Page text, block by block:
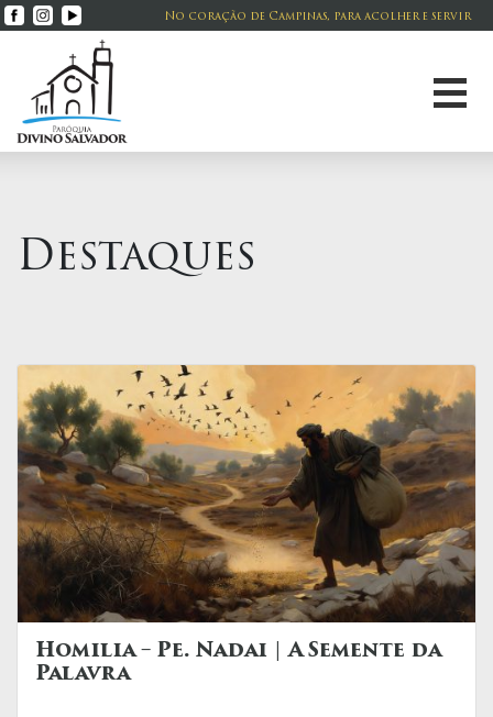
No coração de Campinas, para acolher e servir
Destaques
Homilia – Pe. Nadai | A Semente da
Palavra